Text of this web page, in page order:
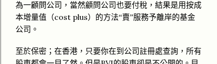
為一顧問公司，當然顧問公司也要付稅，結果是用按成
本增量值（cost plus）的方法“賣”服務予離岸的基金
公司。
至於保密 ； 在香港，只要你在到 公司註冊處查詢，所有